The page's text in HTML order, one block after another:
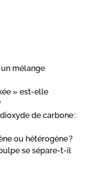
mélange
» est-elle
de carbone :
ou hétérogène ?
se sépare-t-il